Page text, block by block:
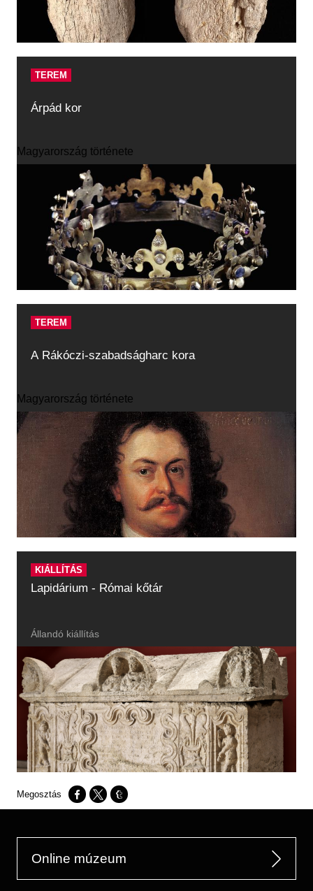
TEREM
Árpád kor
Magyarország története
TEREM
A Rákóczi-szabadságharc kora
Magyarország története
KIÁLLÍTÁS
Lapidárium - Római kőtár
Állandó kiállítás
Opens in a new window
Opens in a new window
Opens in a new window
Online múzeum